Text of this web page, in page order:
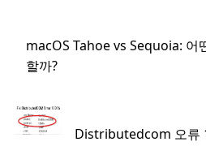
macOS Tahoe vs Sequoia: 어
할까?
Distributedcom 오류